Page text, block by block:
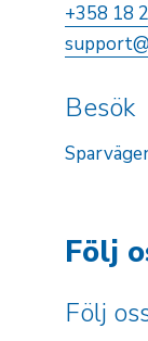
+358 18
Besök
Följ
Följ